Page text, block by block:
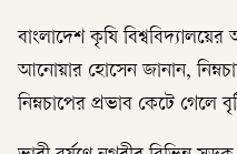
বাংলাদেশ কৃষি বিশ্ববিদ্যালয়ের
আনোয়ার হোসেন জানান,
নিম্নচাপের প্রভাব কেটে গেলে